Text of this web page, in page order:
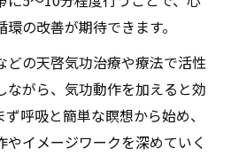
の改善が期待できます。
どの天啓気功治療や療法で活性
ながら、気功動作を加えると効
呼吸と簡単な瞑想から始め、
イメージワークを深めていく